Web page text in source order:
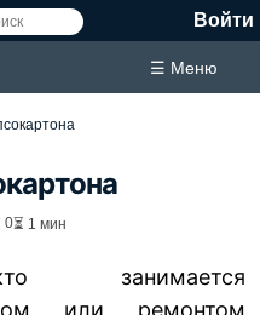
Войти
☰ Меню
0⏳ 1 мин
занимается
или ремонтом